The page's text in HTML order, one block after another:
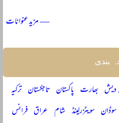
— مزید عنوانات
بندی
دیش بھارت پاکستان تاجکستان ترکیہ
سوڈان سویٹزرلینڈ شام عراق فرانس